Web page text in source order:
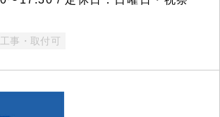
工事・取付可